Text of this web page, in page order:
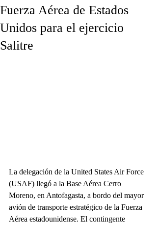
Fuerza Aérea de Estados
Unidos para el ejercicio
Salitre
La delegación de la United States Air Force
(USAF) llegó a la Base Aérea Cerro
Moreno, en Antofagasta, a bordo del mayor
avión de transporte estratégico de la Fuerza
Aérea estadounidense. El contingente